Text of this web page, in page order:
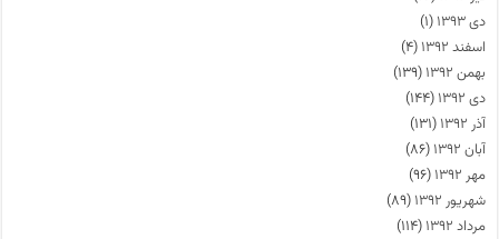
دی ۱۳۹۳
(۱)
اسفند ۱۳۹۲
(۴)
بهمن ۱۳۹۲
(۱۳۹)
دی ۱۳۹۲
(۱۴۴)
آذر ۱۳۹۲
(۱۳۱)
آبان ۱۳۹۲
(۸۶)
مهر ۱۳۹۲
(۹۶)
شهریور ۱۳۹۲
(۸۹)
مرداد ۱۳۹۲
(۱۱۴)